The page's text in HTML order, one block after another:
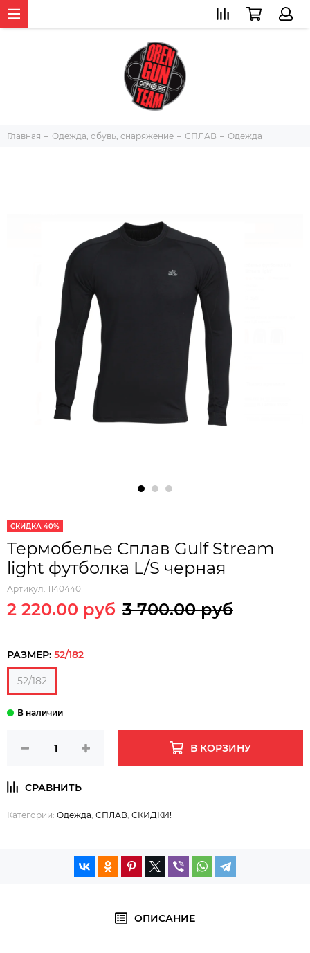
Главная Одежда, обувь, снаряжение СПЛАВ Одежда
СКИДКА 40%
Термобелье Сплав Gulf Stream
light футболка L/S черная
Артикул: 1140440
2 220.00 руб 3 700.00 руб
РАЗМЕР: 52/182
52/182
В КОРЗИНУ
Категории: Одежда СПЛАВ СКИДКИ!
ОПИСАНИЕ